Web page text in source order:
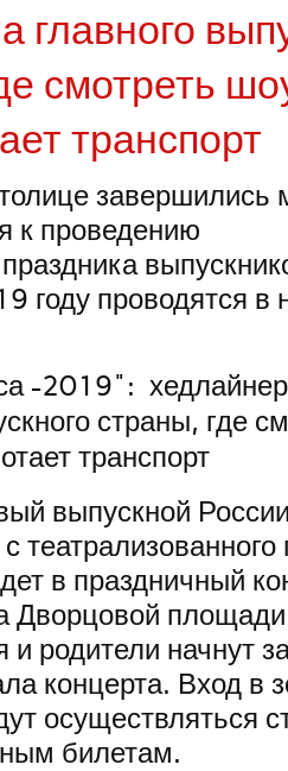
главного
смотреть
транспорт
к проведению
праздника
году проводятся в
выпускной
театрализованного
в праздничный
Дворцовой
и родители начнут
концерта. Вход в
осуществляться
билетам.